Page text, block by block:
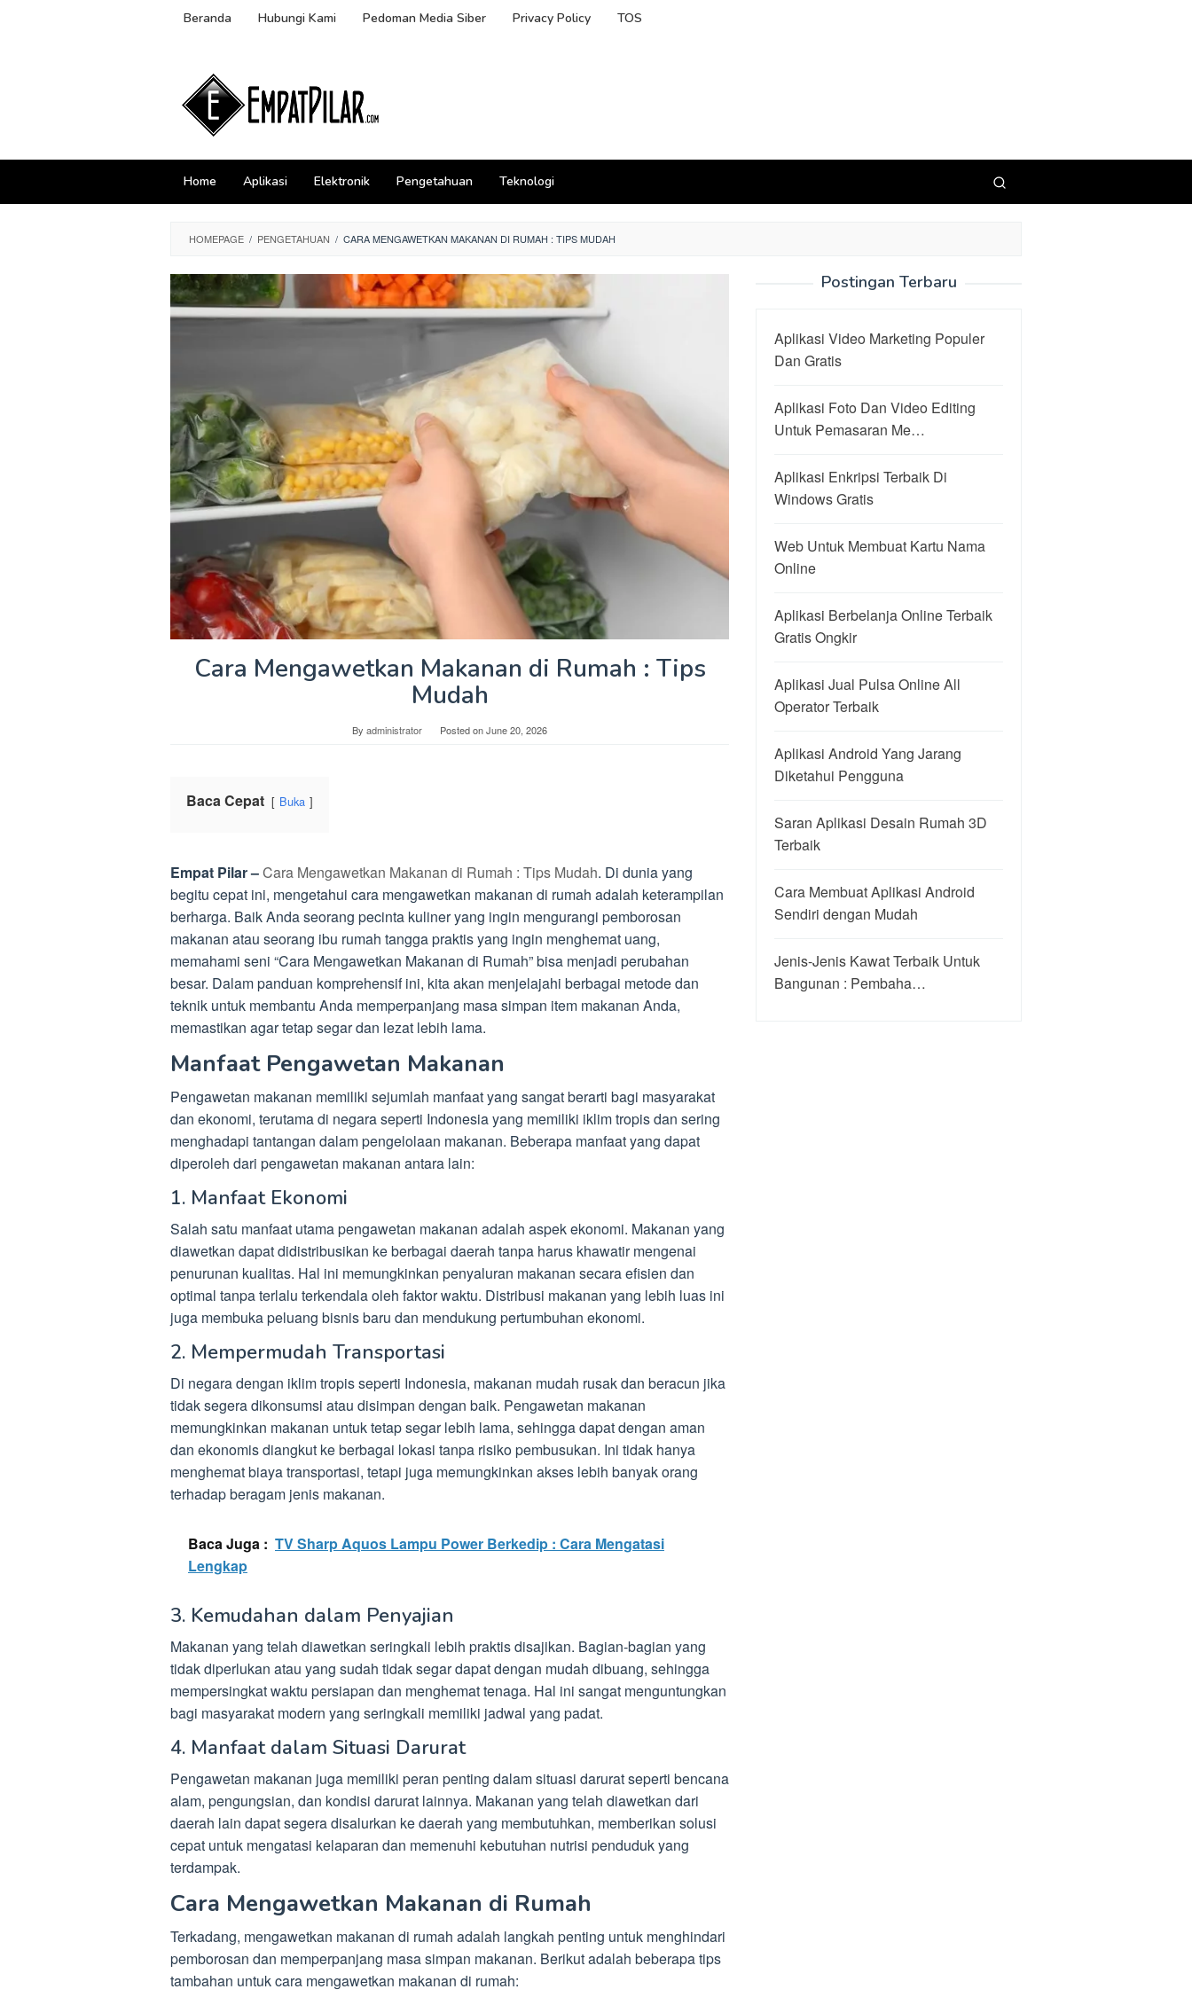
Beranda Hubungi Kami Pedoman Media Siber Privacy Policy TOS
Home Aplikasi Elektronik Pengetahuan Teknologi
HOMEPAGE / PENGETAHUAN / CARA MENGAWETKAN MAKANAN DI RUMAH : TIPS MUDAH
Cara Mengawetkan Makanan di Rumah : Tips
Mudah
By administrator Posted onJune 20, 2026
Baca Cepat Buka
Empat Pilar –Cara Mengawetkan Makanan di Rumah : Tips Mudah. Di dunia yang
begitu cepat ini, mengetahui cara mengawetkan makanan di rumah adalah keterampilan
berharga. Baik Anda seorang pecinta kuliner yang ingin mengurangi pemborosan
makanan atau seorang ibu rumah tangga praktis yang ingin menghemat uang,
memahami seni “Cara Mengawetkan Makanan di Rumah” bisa menjadi perubahan
besar. Dalam panduan komprehensif ini, kita akan menjelajahi berbagai metode dan
teknik untuk membantu Anda memperpanjang masa simpan item makanan Anda,
memastikan agar tetap segar dan lezat lebih lama.
Manfaat Pengawetan Makanan
Pengawetan makanan memiliki sejumlah manfaat yang sangat berarti bagi masyarakat
dan ekonomi, terutama di negara seperti Indonesia yang memiliki iklim tropis dan sering
menghadapi tantangan dalam pengelolaan makanan. Beberapa manfaat yang dapat
diperoleh dari pengawetan makanan antara lain:
1. Manfaat Ekonomi
Salah satu manfaat utama pengawetan makanan adalah aspek ekonomi. Makanan yang
diawetkan dapat didistribusikan ke berbagai daerah tanpa harus khawatir mengenai
penurunan kualitas. Hal ini memungkinkan penyaluran makanan secara efisien dan
optimal tanpa terlalu terkendala oleh faktor waktu. Distribusi makanan yang lebih luas ini
juga membuka peluang bisnis baru dan mendukung pertumbuhan ekonomi.
2. Mempermudah Transportasi
Di negara dengan iklim tropis seperti Indonesia, makanan mudah rusak dan beracun jika
tidak segera dikonsumsi atau disimpan dengan baik. Pengawetan makanan
memungkinkan makanan untuk tetap segar lebih lama, sehingga dapat dengan aman
dan ekonomis diangkut ke berbagai lokasi tanpa risiko pembusukan. Ini tidak hanya
menghemat biaya transportasi, tetapi juga memungkinkan akses lebih banyak orang
terhadap beragam jenis makanan.
Baca Juga : TV Sharp Aquos Lampu Power Berkedip : Cara Mengatasi
Lengkap
3. Kemudahan dalam Penyajian
Makanan yang telah diawetkan seringkali lebih praktis disajikan. Bagian-bagian yang
tidak diperlukan atau yang sudah tidak segar dapat dengan mudah dibuang, sehingga
mempersingkat waktu persiapan dan menghemat tenaga. Hal ini sangat menguntungkan
bagi masyarakat modern yang seringkali memiliki jadwal yang padat.
4. Manfaat dalam Situasi Darurat
Pengawetan makanan juga memiliki peran penting dalam situasi darurat seperti bencana
alam, pengungsian, dan kondisi darurat lainnya. Makanan yang telah diawetkan dari
daerah lain dapat segera disalurkan ke daerah yang membutuhkan, memberikan solusi
cepat untuk mengatasi kelaparan dan memenuhi kebutuhan nutrisi penduduk yang
terdampak.
Cara Mengawetkan Makanan di Rumah
Terkadang, mengawetkan makanan di rumah adalah langkah penting untuk menghindari
pemborosan dan memperpanjang masa simpan makanan. Berikut adalah beberapa tips
tambahan untuk cara mengawetkan makanan di rumah:
Postingan Terbaru
Aplikasi Video Marketing Populer
Dan Gratis
Aplikasi Foto Dan Video Editing
Untuk Pemasaran Me…
Aplikasi Enkripsi Terbaik Di
Windows Gratis
Web Untuk Membuat Kartu Nama
Online
Aplikasi Berbelanja Online Terbaik
Gratis Ongkir
Aplikasi Jual Pulsa Online All
Operator Terbaik
Aplikasi Android Yang Jarang
Diketahui Pengguna
Saran Aplikasi Desain Rumah 3D
Terbaik
Cara Membuat Aplikasi Android
Sendiri dengan Mudah
Jenis-Jenis Kawat Terbaik Untuk
Bangunan : Pembaha…